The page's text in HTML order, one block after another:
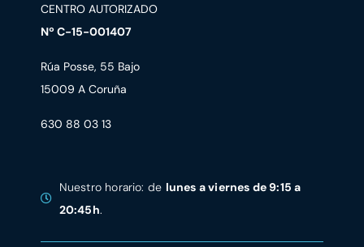
CENTRO AUTORIZADO
Nº C-15-001407
Rúa Posse, 55 Bajo
15009 A Coruña
630 88 03 13
Nuestro horario: de lunes a viernes de 9:15 a
20:45h.